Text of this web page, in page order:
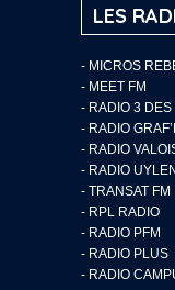
LES
- MICROS
- MEET FM
- RADIO 3 DES
- RADIO
- RADIO
- RADIO
- TRANSAT FM
- RPL RADIO
- RADIO PFM
- RADIO PLUS
- RADIO